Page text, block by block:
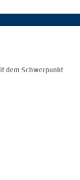
dem Schwerpunkt